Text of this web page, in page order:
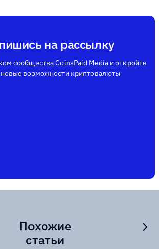
на рассылку
сообщества CoinsPaid Media и откройте
новые возможности криптовалюты
Похожие
статьи